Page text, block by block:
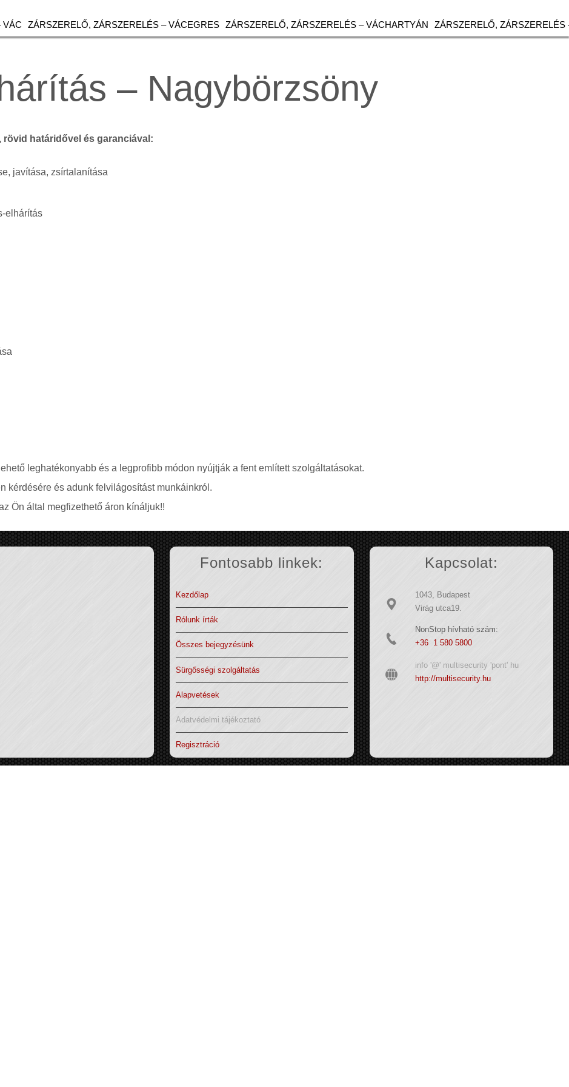
VÁC ZÁRSZERELŐ, ZÁRSZERELÉS – VÁCEGRES ZÁRSZERELŐ, ZÁRSZERELÉS – VÁCHARTYÁN ZÁRSZERELŐ, ZÁRSZERELÉS
– Nagybörzsöny
határidővel és garanciával:
javítása, zsírtalanítása
elhárítás
leghatékonyabb és a legprofibb módon nyújtják a fent említett szolgáltatásokat.
kérdésére és adunk felvilágosítást munkáinkról.
Ön által megfizethető áron kínáljuk!!
Fontosabb linkek:
Kezdőlap
Rólunk írták
Összes bejegyzésünk
Sürgősségi szolgáltatás
Alapvetések
Adatvédelmi tájékoztató
Regisztráció
Kapcsolat:
1043, Budapest
Virág utca19.
NonStop hívható szám:
+36 1 580 5800
info '@' multisecurity 'pont' hu
http://multisecurity.hu